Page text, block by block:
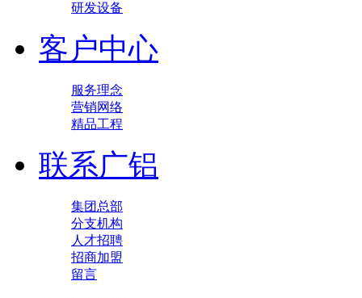
研发设备
客户中心
服务理念
营销网络
精品工程
联系广铝
集团总部
分支机构
人才招聘
招商加盟
留言